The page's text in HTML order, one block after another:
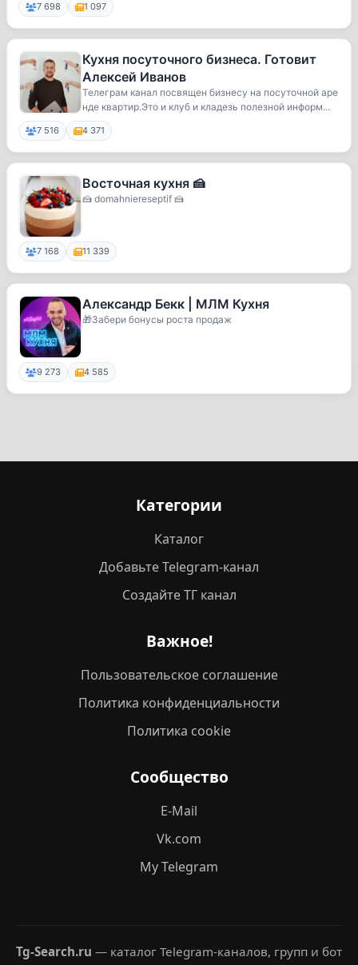
7 698 1 097
Кухня посуточного бизнеса. Готовит
Алексей Иванов
Телеграм канал посвящен бизнесу на посуточной аре
нде квартир.Это и клуб и кладезь полезной информ...
7 516 4 371
Восточная кухня 🍰
🍰 domahniereseptif 🍰
7 168 11 339
Александр Бекк | МЛМ Кухня
🎁Забери бонусы роста продаж
9 273 4 585
Категории
Каталог
Добавьте Telegram-канал
Создайте ТГ канал
Важное!
Пользовательское соглашение
Политика конфиденциальности
Политика cookie
Сообщество
E-Mail
Vk.com
My Telegram
Tg-Search.ru — каталог Telegram-каналов, групп и бот